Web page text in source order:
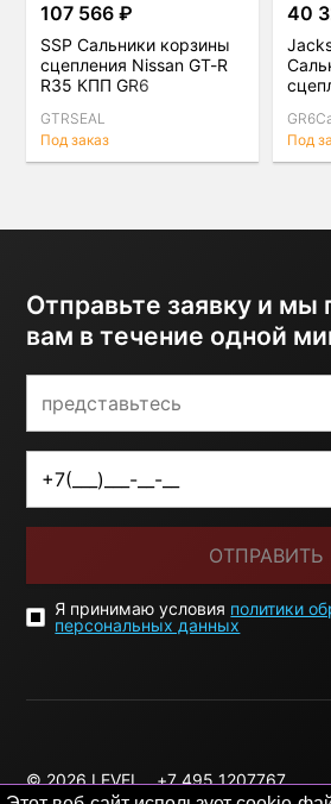
107 566 ₽
SSP Сальники корзины
сцепления Nissan GT-R
R35 КПП GR6
GTRSEAL
Под заказ
40
Под
Отправьте заявку и мы
вам в течение одной
ОТПРАВИТЬ
Я принимаю условия политики
персональных данных
© 2026 LEVEL+7 495 1207767